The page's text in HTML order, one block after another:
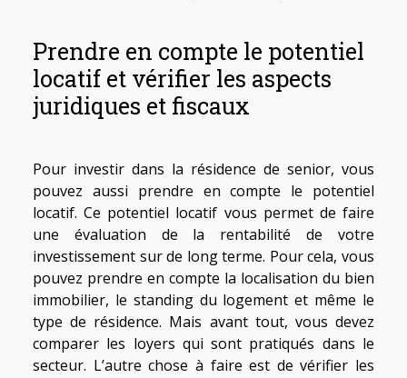
Prendre en compte le potentiel
locatif et vérifier les aspects
juridiques et fiscaux
Pour investir dans la résidence de senior, vous
pouvez aussi prendre en compte le potentiel
locatif. Ce potentiel locatif vous permet de faire
une évaluation de la rentabilité de votre
investissement sur de long terme. Pour cela, vous
pouvez prendre en compte la localisation du bien
immobilier, le standing du logement et même le
type de résidence. Mais avant tout, vous devez
comparer les loyers qui sont pratiqués dans le
secteur. L’autre chose à faire est de vérifier les